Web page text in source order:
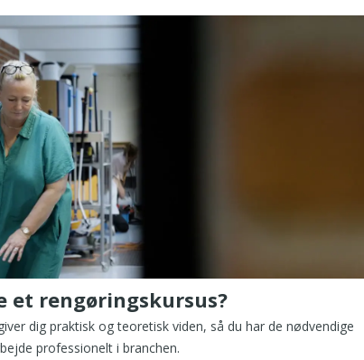
et rengøringskursus?
dig praktisk og teoretisk viden, så du har de nødvendige
professionelt i branchen.